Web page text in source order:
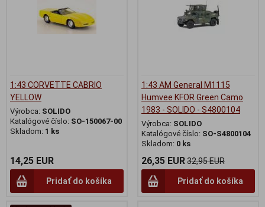
1:43 CORVETTE CABRIO
YELLOW
Výrobca: SOLIDO
Katalógové číslo: SO-150067-00
Skladom: 1 ks
14,25 EUR
Pridať do košíka
1:43 AM General M1115
Humvee KFOR Green Camo
1983 - SOLIDO - S4800104
Výrobca: SOLIDO
Katalógové číslo: SO-S4800104
Skladom: 0 ks
26,35 EUR32,95 EUR
Pridať do košíka